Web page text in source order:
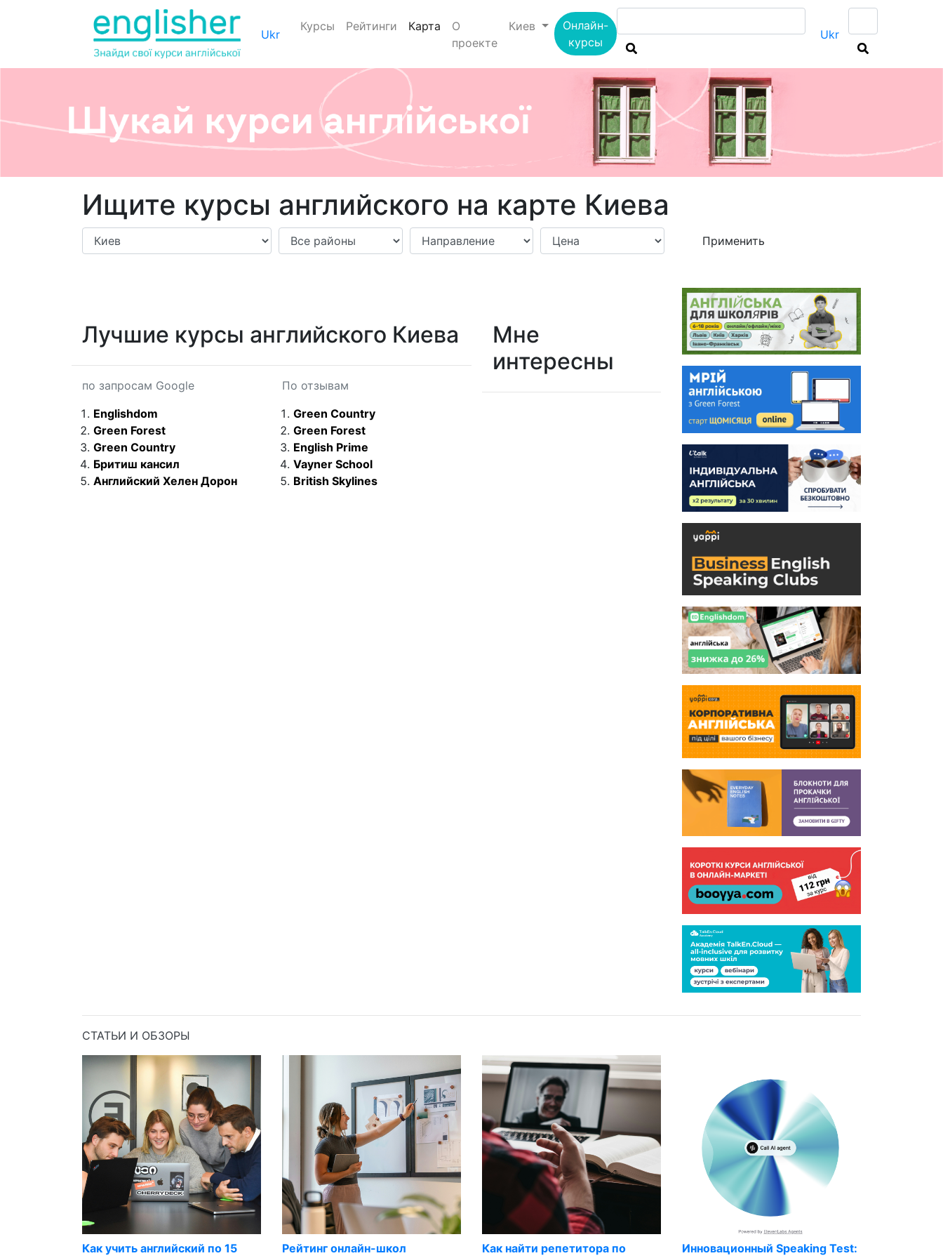
Ukr
Курсы Рейтинги Карта (current)
О
проекте
Киев
Онлайн-
курсы
Ukr
Ищите курсы английского на карте Киева
Применить
Лучшие курсы английского Киева
по запросам Google
Englishdom
Green Forest
Green Country
Бритиш кансил
Английский Хелен Дорон
По отзывам
Green Country
Green Forest
English Prime
Vayner School
British Skylines
Мне
интересны
СТАТЬИ И ОБЗОРЫ
Как учить английский по 15
Рейтинг онлайн-школ
Как найти репетитора по
Инновационный Speaking Test: